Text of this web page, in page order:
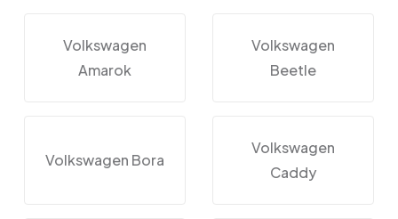
Volkswagen
Amarok
Volkswagen
Beetle
Volkswagen Bora
Volkswagen
Caddy